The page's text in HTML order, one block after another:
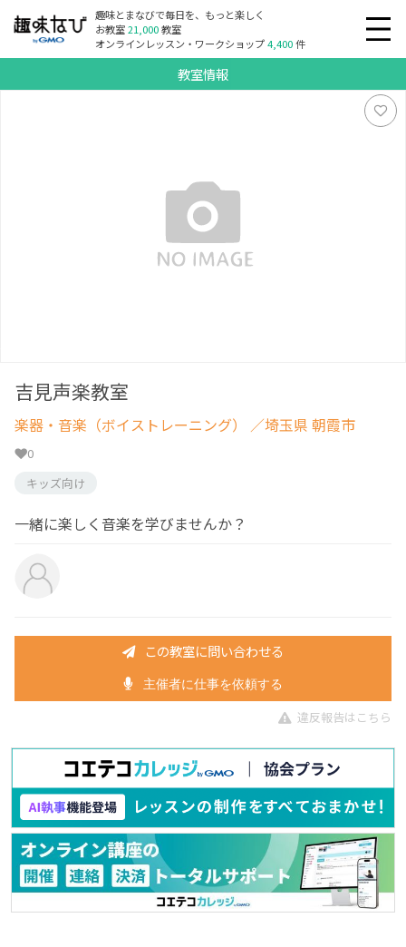
趣味とまなびで毎日を、もっと楽しく
お教室21,000教室
オンラインレッスン・ワークショップ4,400件
教室情報
吉見声楽教室
楽器・音楽（ボイストレーニング） ／埼玉県 朝霞市
0
キッズ向け
一緒に楽しく音楽を学びませんか？
この教室に問い合わせる
主催者に仕事を依頼する
違反報告はこちら